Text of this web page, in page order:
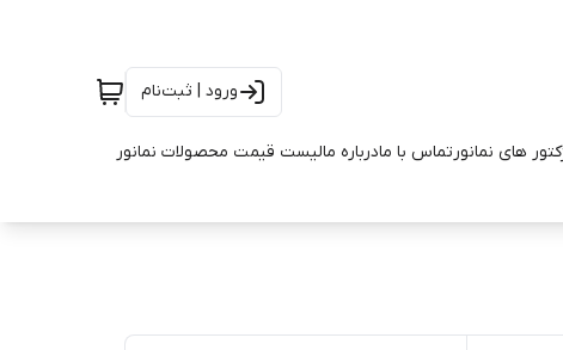
ورود | ثبت‌نام
های نمانورتماس با مادرباره مالیست قیمت محصولات نمانور